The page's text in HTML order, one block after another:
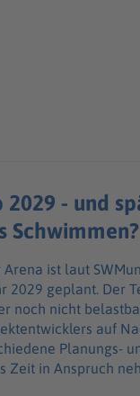
2029 - und
Schwimmen?
ist laut
2029 geplant. Der
noch nicht
auf
Planungs-
Zeit in Anspruch